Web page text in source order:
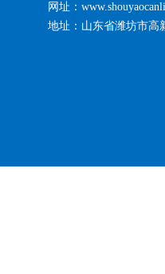
网址：
地址：山东省潍坊市高